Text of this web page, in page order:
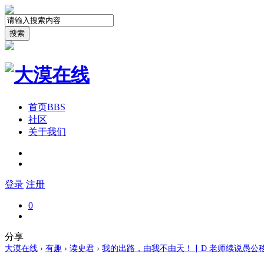
搜索
首页BBS
社区
关于我们
登录 注册
0
分享
大漠在线 › 有趣 › 读史君 › 我的出路，由我不由天！▏D 老师续说愚公